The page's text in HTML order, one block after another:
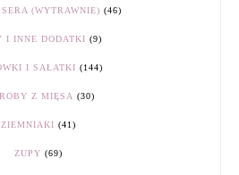
(WYTRAWNIE) (46)
I INNE DODATKI (9)
I SAŁATKI (144)
Z MIĘSA (30)
ZIEMNIAKI (41)
ZUPY (69)